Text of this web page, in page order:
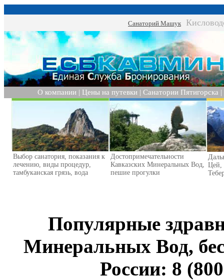
Санаторий Машук
О компании | Цены на путевки | Санатории Пятигорска |
Выбор санатория, показания к
лечению, виды процедур,
тамбуканская грязь, вода
Достопримечательности
Кавказских Минеральных Вод,
пешие прогулки
Цей,
Популярные
Минеральных Вод,
России: 8